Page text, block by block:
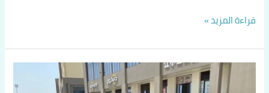
قراءة المزيد »